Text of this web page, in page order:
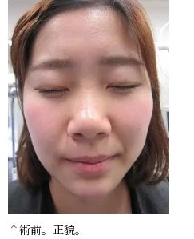
↑術前。正貌。